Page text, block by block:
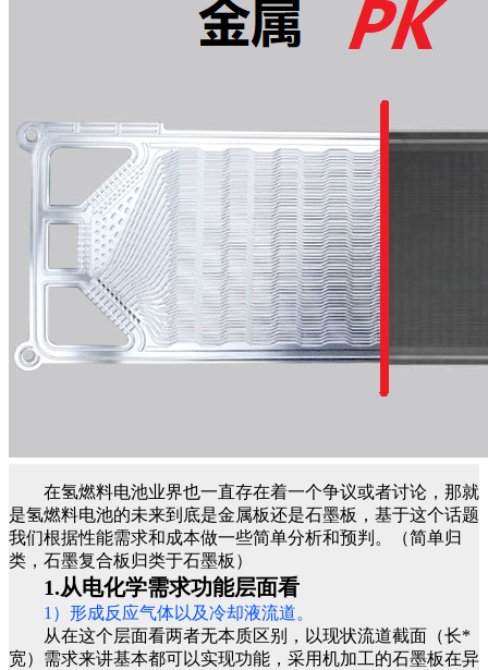
在氢燃料电池业界也一直存在着一个争议或者讨论，那就
是氢燃料电池的未来到底是金属板还是石墨板，基于这个话题
我们根据性能需求和成本做一些简单分析和预判。（简单归
类，石墨复合板归类于石墨板）
1.从电化学需求功能层面看
1）形成反应气体以及冷却液流道。
从在这个层面看两者无本质区别，以现状流道截面（长*
宽）需求来讲基本都可以实现功能，采用机加工的石墨板在异